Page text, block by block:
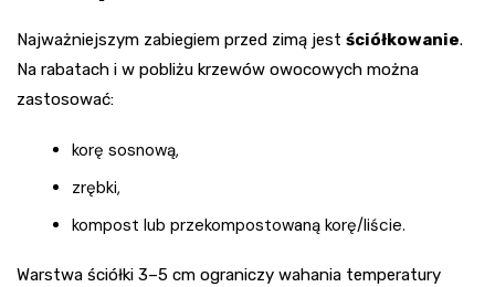
Najważniejszym zabiegiem przed zimą jest ściółkowanie.
Na rabatach i w pobliżu krzewów owocowych można
zastosować:
korę sosnową,
zrębki,
kompost lub przekompostowaną korę/liście.
Warstwa ściółki 3–5 cm ograniczy wahania temperatury